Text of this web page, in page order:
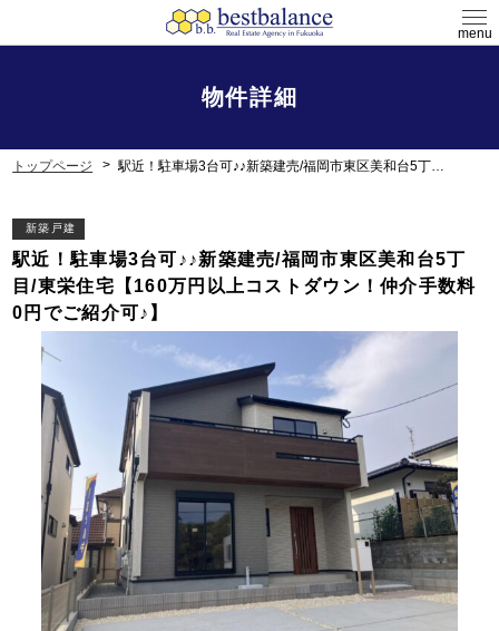
menu
物件詳細
トップページ 駅近！駐車場3台可♪♪新築建売/福岡市東区美和台5丁目/東栄住宅【160万円以上コストダウン！仲介手数料0円でご紹介可♪】
新築戸建
駅近！駐車場3台可♪♪新築建売/福岡市東区美和台5丁
目/東栄住宅【160万円以上コストダウン！仲介手数料
0円でご紹介可♪】